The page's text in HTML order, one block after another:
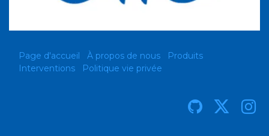
Page d'accueil À propos de nous
Produits
Interventions
Politique vie privée